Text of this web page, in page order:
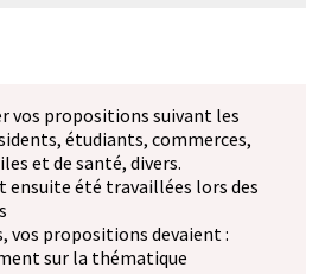
vos propositions suivant les
étudiants, commerces,
et de santé, divers.
ensuite été travaillées lors des
vos propositions devaient :
sur la thématique